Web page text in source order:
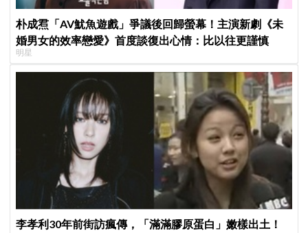
朴成焄「AV魷魚遊戲」爭議後回歸螢幕！主演新劇《未
婚男女的效率戀愛》首度談復出心情：比以往更謹慎
明星
李孝利30年前街訪瘋傳，「滿滿膠原蛋白」嫩樣出土！